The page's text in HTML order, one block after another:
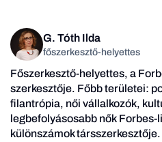
G. Tóth Ilda
főszerkesztő-helyettes
Főszerkesztő-helyettes, a
szerkesztője. Főbb területei:
filantrópia, női vállalkozók,
legbefolyásosabb nők Forbes-
különszámok